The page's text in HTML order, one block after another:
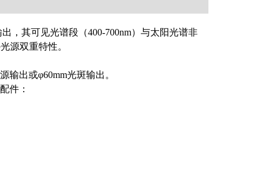
，其可见光谱段（400-700nm）与太阳光谱非
源双重特性。
出或φ60mm光斑输出。
件：